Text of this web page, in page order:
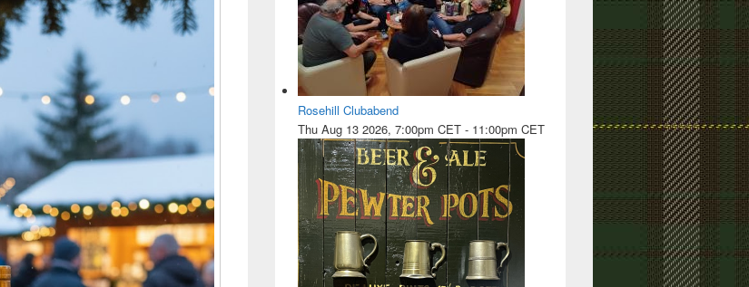
Rosehill Clubabend
Thu Aug 13 2026, 7:00pm CET - 11:00pm CET